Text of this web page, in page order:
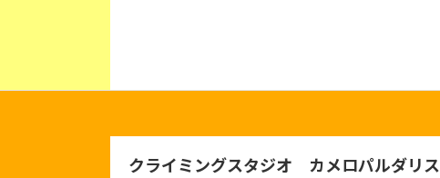
クライミングスタジオ カメロパルダリス